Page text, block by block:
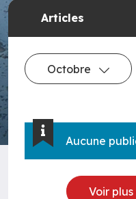
Articles
Octobre
Aucune
Voir